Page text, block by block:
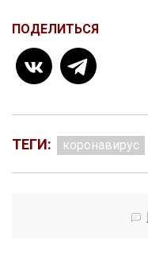
ПОДЕЛИТЬСЯ
ТЕГИ: коронавирус